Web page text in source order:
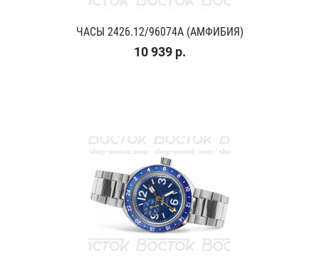
ЧАСЫ 2426.12/96074A (АМФИБИЯ)
10 939 р.